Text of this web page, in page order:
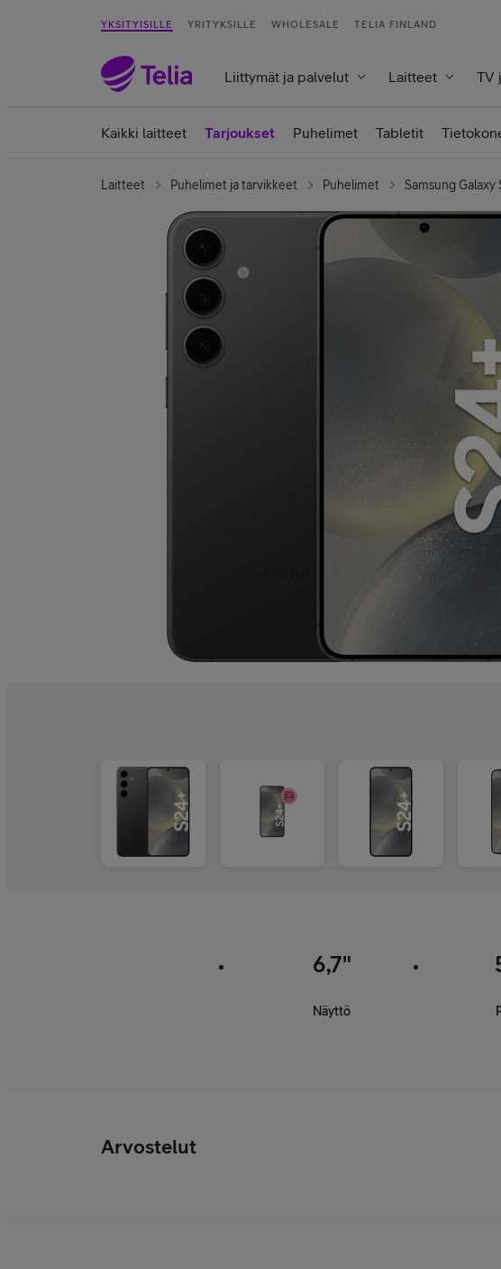
YKSITYISILLE YRITYKSILLE WHOLESALE TELIA FINLAND
Liittymät ja palvelut Laitteet TV
Kaikki laitteet Tarjoukset Puhelimet Tabletit
Laitteet Puhelimet ja tarvikkeet Puhelimet Samsung Galaxy
6,7"
Näyttö
Arvostelut